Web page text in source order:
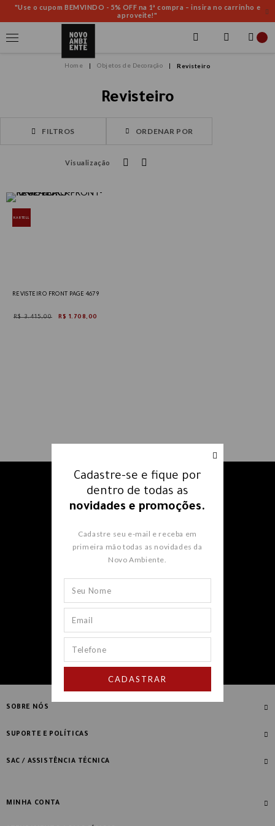
"Use o cupom BEMVINDO - 5% OFF na 1ª compra – insira no carrinho e
aproveite!"
Objetos de Decoração Revisteiro
Revisteiro
FILTROS ORDENAR POR
Visualização
REVISTEIRO FRONT PAGE 4679
R$ 3.415,00 R$ 1.708,00
KARTELL
Receba nossos e-mails e fique
por dentrode todas as
CADASTRAR
SOBRE NÓS
Quem Somos
SUPORTE E POLÍTICAS
Compre com Especialista
SAC / ASSISTÊNCIA TÉCNICA
MINHA CONTA
Cadastre-se e fique por
dentro de todas as
novidades e promoções.
Cadastre seu e-mail e receba em
primeira mão todas as novidades da
Novo Ambiente.
CADASTRAR